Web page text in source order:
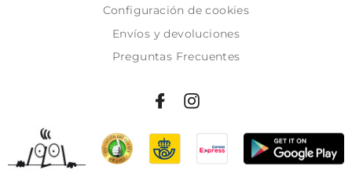
Configuración de cookies
Envíos y devoluciones
Preguntas Frecuentes